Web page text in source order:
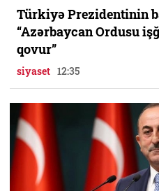
Türkiyə Prezidentinin
“Azərbaycan Ordusu
qovur”
siyaset 12:35